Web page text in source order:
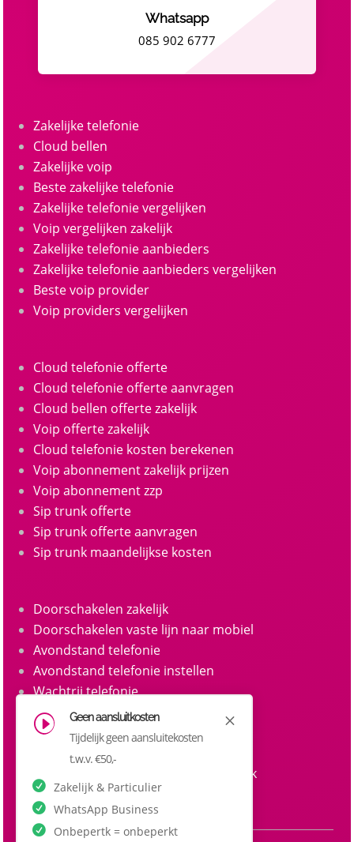
Whatsapp
085 902 6777
Zakelijke telefonie
Cloud bellen
Zakelijke voip
Beste zakelijke telefonie
Zakelijke telefonie vergelijken
Voip vergelijken zakelijk
Zakelijke telefonie aanbieders
Zakelijke telefonie aanbieders vergelijken
Beste voip provider
Voip providers vergelijken
Cloud telefonie offerte
Cloud telefonie offerte aanvragen
Cloud bellen offerte zakelijk
Voip offerte zakelijk
Cloud telefonie kosten berekenen
Voip abonnement zakelijk prijzen
Voip abonnement zzp
Sip trunk offerte
Sip trunk offerte aanvragen
Sip trunk maandelijkse kosten
Doorschakelen zakelijk
Doorschakelen vaste lijn naar mobiel
Avondstand telefonie
Avondstand telefonie instellen
Wachtrij telefonie
Call queue telefonie
Belgroepen
Belgroep instellen zakelijke telefonie
Doorkiesnummers aanvragen zakelijk
Doorkiesnummer per medewerker
M
I Geen aansluitkosten
Tijdelijk geen aansluitekosten
t.w.v. €50,-
Zakelijk & Particulier
WhatsApp Business
Onbepertk = onbeperkt